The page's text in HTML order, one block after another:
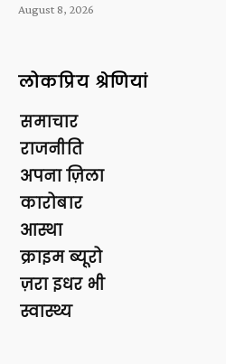
August 8, 2026
लोकप्रिय श्रेणियां
समाचार
राजनीति
अपना ज़िला
कारोबार
आस्था
क्राइम ब्यूरो
ज़रा इधर भी
स्वास्थ्य